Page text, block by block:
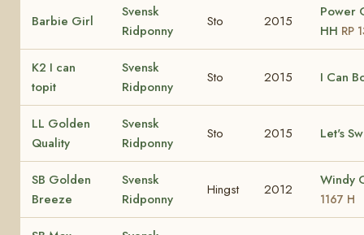
Barbie Girl
Svensk
Ridponny
Sto 2015
Power
HH RP
K2 I can
topit
Svensk
Ridponny
Sto 2015 I Can
LL Golden
Quality
Svensk
Ridponny
Sto 2015 Let's
SB Golden
Breeze
Svensk
Ridponny
Hingst 2012
Windy
1167 H